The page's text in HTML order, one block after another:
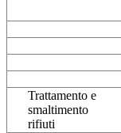
Trattamento e
smaltimento
rifiuti